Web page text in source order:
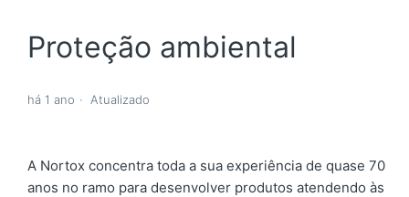
Proteção ambiental
há 1 ano Atualizado
A Nortox concentra toda a sua experiência de quase 70
anos no ramo para desenvolver produtos atendendo às